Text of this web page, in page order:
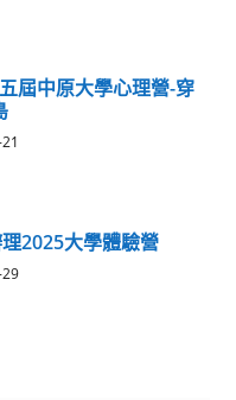
屆中原大學心理營-穿
2025大學體驗營